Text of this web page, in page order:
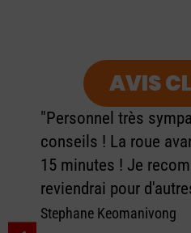
AVIS
"Personnel très
conseils ! La roue
15 minutes ! Je
reviendrai pour
Stephane Keomanivong